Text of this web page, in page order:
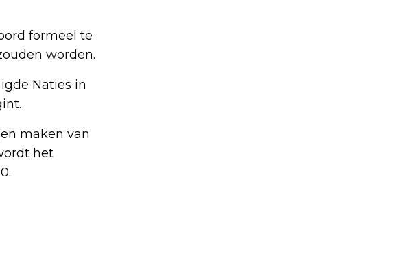
formeel te
worden.
Naties in
maken van
het